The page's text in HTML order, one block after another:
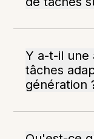
Y a-t-il une
tâches
génération